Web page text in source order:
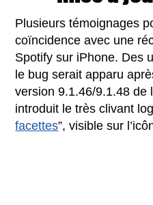
Plusieurs témoignages
coïncidence avec une
Spotify sur iPhone. Des
le bug serait apparu
version 9.1.46/9.1.48 de
introduit le très clivant
facettes”, visible sur